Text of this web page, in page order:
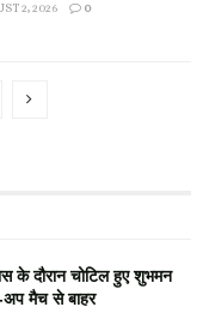
2, 2026 0
दौरान चोटिल हुए शुभमन
अप मैच से बाहर